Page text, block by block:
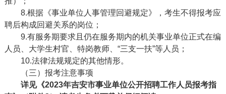
8.根据《事业单位人事管理回避规定》，考生不得报考应
聘后构成回避关系的岗位；
9.有服务期要求且仍在服务期内的机关事业单位正式在编
人员、大学生村官、特岗教师、“三支一扶”等人员；
10.法律法规规定的其他情形。
（三）报考注意事项
详见《2023年吉安市事业单位公开招聘工作人员报考指